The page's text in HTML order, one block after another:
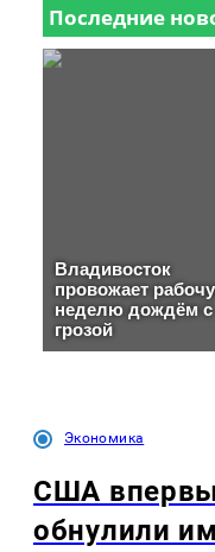
Экономика
США
обнулили